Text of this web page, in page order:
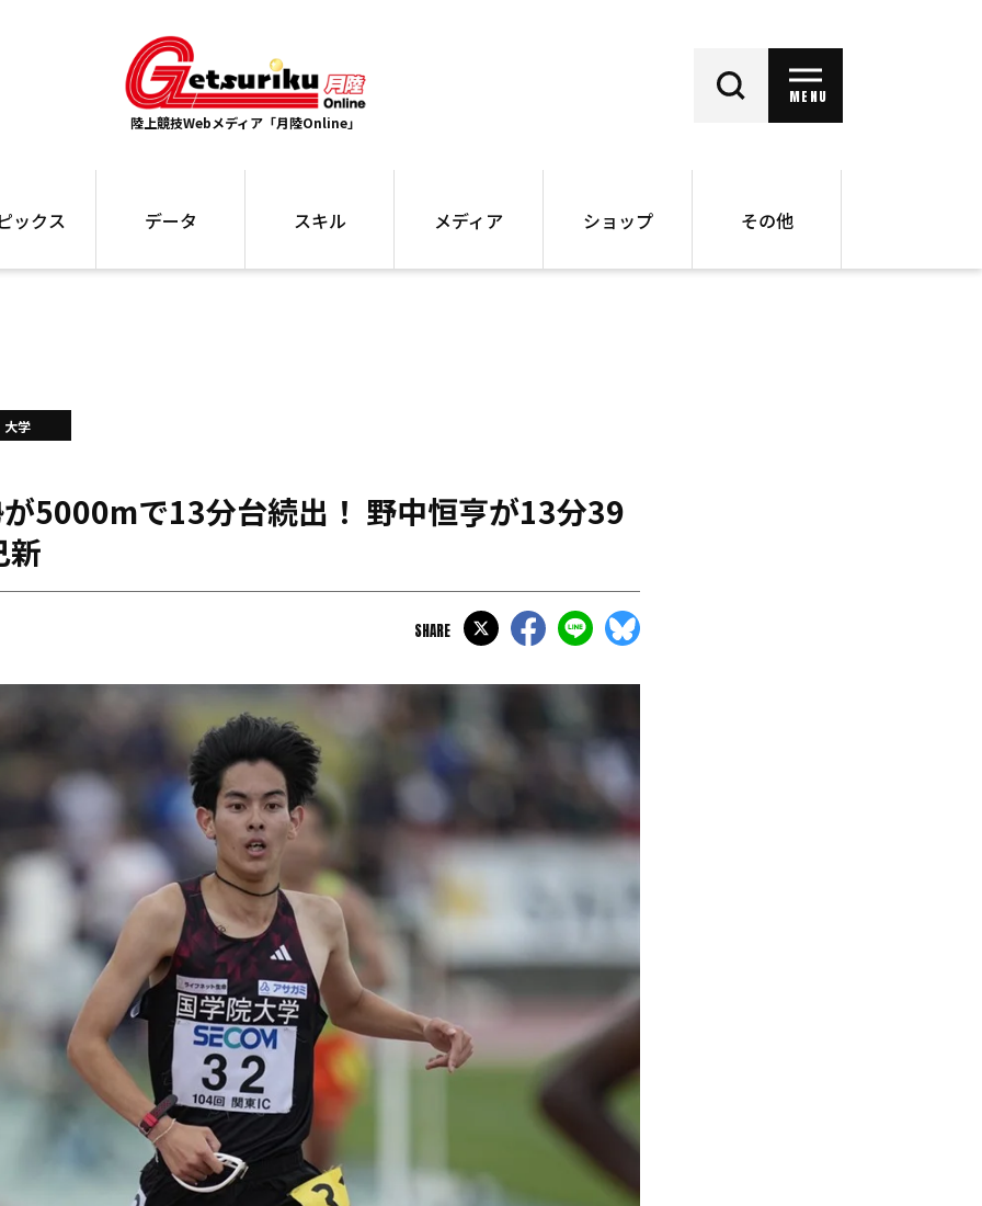
陸上競技Webメディア「月陸Online」
MENU
ックス
ト
データ
日本学連加盟大学
スキル メディア ショップ その他
大学
5000mで13分台続出！ 野中恒亨が13分39
新
SHARE